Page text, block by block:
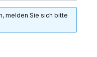
melden Sie sich bitte